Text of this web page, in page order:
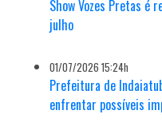
Show Vozes Pretas é
julho
01/07/2026 15:24h
Prefeitura de
enfrentar possíveis